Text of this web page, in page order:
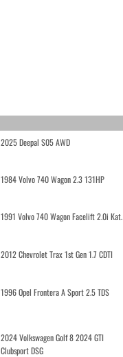
2025 Deepal S05 AWD
1984 Volvo 740 Wagon 2.3 131HP
1991 Volvo 740 Wagon Facelift 2.0i Kat.
2012 Chevrolet Trax 1st Gen 1.7 CDTI
1996 Opel Frontera A Sport 2.5 TDS
2024 Volkswagen Golf 8 2024 GTI
Clubsport DSG